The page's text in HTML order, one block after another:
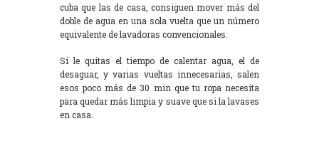
cuba que las de casa, consiguen mover más del
doble de agua en una sola vuelta que un número
equivalente de lavadoras convencionales.
Si le quitas el tiempo de calentar agua, el de
desaguar, y varias vueltas innecesarias, salen
esos poco más de 30 min que tu ropa necesita
para quedar más limpia y suave que si la lavases
en casa.